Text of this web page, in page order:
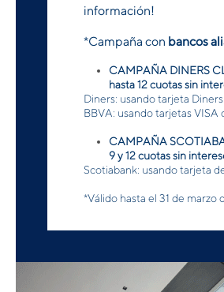
información!
*Campaña con bancos
CAMPAÑA DINERS
hasta 12 cuotas sin
Diners: usando tarjeta Diners
BBVA: usando tarjetas VISA
CAMPAÑA
9 y 12 cuotas sin
Scotiabank: usando tarjeta
*Válido hasta el 31 de marzo